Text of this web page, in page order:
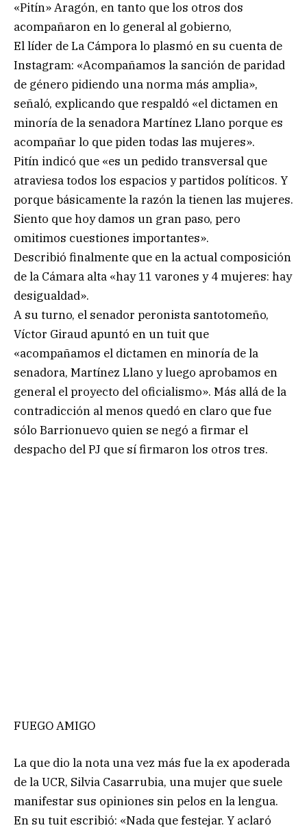
«Pitín» Aragón, en tanto que los otros dos
acompañaron en lo general al gobierno,
El líder de La Cámpora lo plasmó en su cuenta de
Instagram: «Acompañamos la sanción de paridad
de género pidiendo una norma más amplia»,
señaló, explicando que respaldó «el dictamen en
minoría de la senadora Martínez Llano porque es
acompañar lo que piden todas las mujeres».
Pitín indicó que «es un pedido transversal que
atraviesa todos los espacios y partidos políticos. Y
porque básicamente la razón la tienen las mujeres.
Siento que hoy damos un gran paso, pero
omitimos cuestiones importantes».
Describió finalmente que en la actual composición
de la Cámara alta «hay 11 varones y 4 mujeres: hay
desigualdad».
A su turno, el senador peronista santotomeño,
Víctor Giraud apuntó en un tuit que
«acompañamos el dictamen en minoría de la
senadora, Martínez Llano y luego aprobamos en
general el proyecto del oficialismo». Más allá de la
contradicción al menos quedó en claro que fue
sólo Barrionuevo quien se negó a firmar el
despacho del PJ que sí firmaron los otros tres.
FUEGO AMIGO
La que dio la nota una vez más fue la ex apoderada
de la UCR, Silvia Casarrubia, una mujer que suele
manifestar sus opiniones sin pelos en la lengua.
En su tuit escribió: «Nada que festejar. Y aclaró